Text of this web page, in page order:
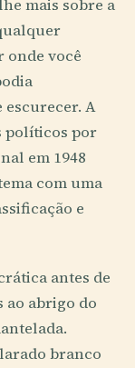
mais sobre a
onde você
escurecer. A
políticos por
em 1948
com uma
e
antes de
ao abrigo do
branco